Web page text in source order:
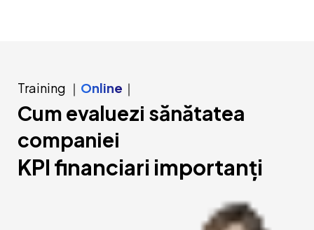
Training ｜ Online ｜
Cum evaluezi sănătatea
companiei
KPI financiari importanți